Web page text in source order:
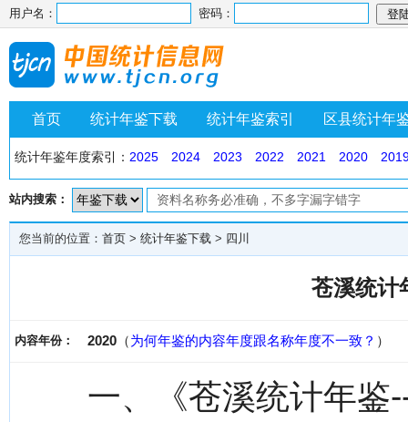
用户名： 密码：
首页 统计年鉴下载 统计年鉴索引 区县统计年
统计年鉴年度索引： 2025 2024 2023 2022 2021 2020
站内搜索：
您当前的位置： 首页 > 统计年鉴下载 > 四川
苍溪统计
内容年份： 2020 （为何年鉴的内容年度跟名称年度不一致？ ）
一、《苍溪统计年鉴